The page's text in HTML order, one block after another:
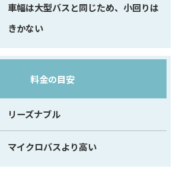
車幅は大型バスと同じため、小回りは
きかない
料金の目安
リーズナブル
マイクロバスより高い